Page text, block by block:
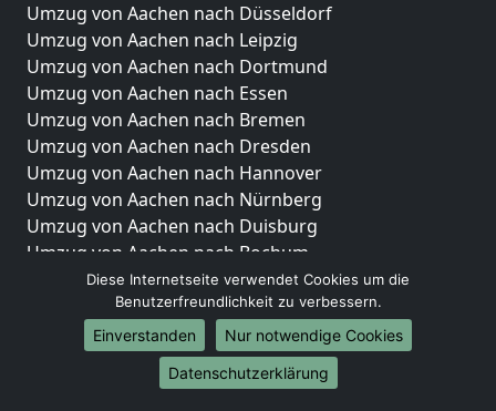
Umzug von Aachen nach Düsseldorf
Umzug von Aachen nach Leipzig
Umzug von Aachen nach Dortmund
Umzug von Aachen nach Essen
Umzug von Aachen nach Bremen
Umzug von Aachen nach Dresden
Umzug von Aachen nach Hannover
Umzug von Aachen nach Nürnberg
Umzug von Aachen nach Duisburg
Umzug von Aachen nach Bochum
Umzug von Aachen nach Wuppertal
Umzug von Aachen nach Bielefeld
Umzug von Aachen nach Bonn
Umzug von Aachen nach Münster
Diese Internetseite verwendet Cookies um die
Benutzerfreundlichkeit zu verbessern.
Einverstanden
Nur notwendige Cookies
Datenschutzerklärung